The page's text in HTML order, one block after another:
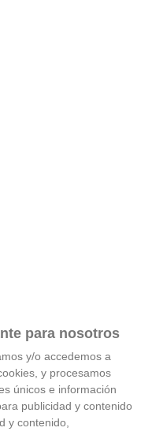
para nosotros
y/o accedemos a
y procesamos
únicos e información
publicidad y contenido
y contenido,